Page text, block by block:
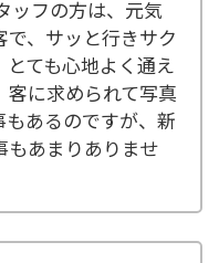
ッフの方は、元気
、サッと行きサク
ても心地よく通え
客に求められて写真
あるのですが、新
もあまりありませ